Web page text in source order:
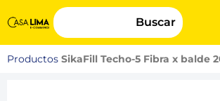
Buscar
Productos SikaFill Techo-5 Fibra x balde